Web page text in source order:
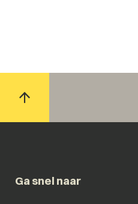
Ga snel naar